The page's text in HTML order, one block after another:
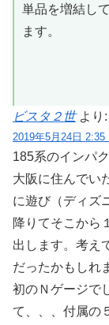
単品を増結し
ます。
ビスタ２世 より:
2019年5月24日 2:35
185系のインパ
大阪に住んでい
に遊び（ディズ
降りてそこから
出します。考え
だったかもしれ
初のＮゲージで
て、、、付属の